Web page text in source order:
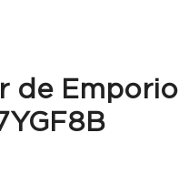
de Emporio